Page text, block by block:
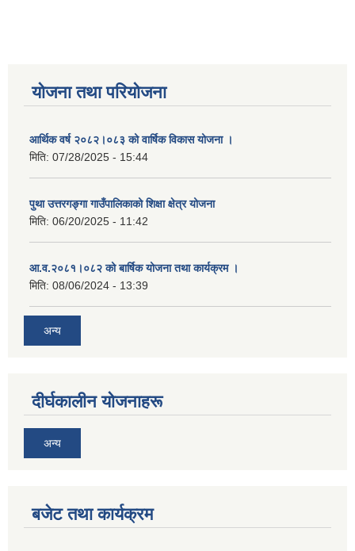
योजना तथा परियोजना
आर्थिक वर्ष २०८२।०८३ को वार्षिक विकास योजना ।
मिति: 07/28/2025 - 15:44
पुथा उत्तरगङ्गा गाउँपालिकाको शिक्षा क्षेत्र योजना
मिति: 06/20/2025 - 11:42
आ.व.२०८१।०८२ को बार्षिक योजना तथा कार्यक्रम ।
मिति: 08/06/2024 - 13:39
अन्य
दीर्घकालीन योजनाहरू
अन्य
बजेट तथा कार्यक्रम